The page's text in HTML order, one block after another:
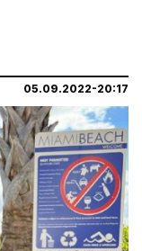
05.09.2022-20:17